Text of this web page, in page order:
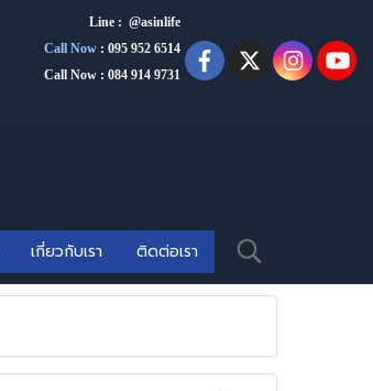
Line : @asinlife
Call Now : 095 952 6514
Call Now : 084 914 9731
เกี่ยวกับเรา ติดต่อเรา